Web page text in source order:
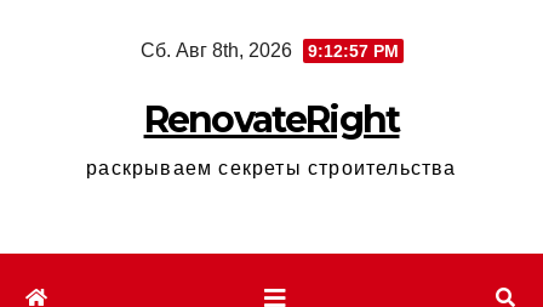
Сб. Авг 8th, 2026 9:12:58 PM
RenovateRight
раскрываем секреты строительства